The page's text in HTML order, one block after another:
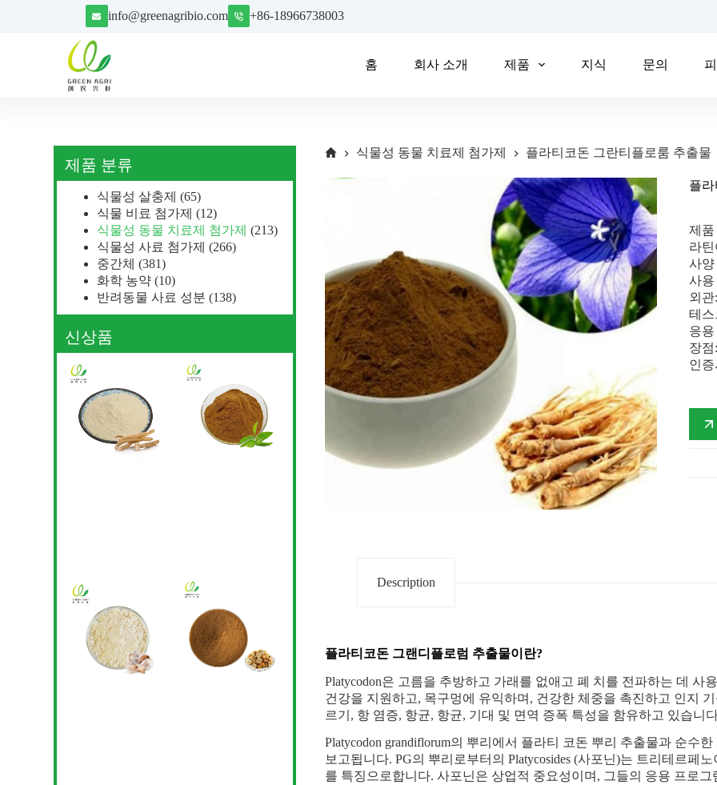
info@greenagribio.com +86-18966738003
홈 회사 소개 제품 지식 문의
식물성 동물 치료제 첨가제 플라티코돈 그란티플로룸 추출물
플
제
라
사양
사
외
테
응
장
인
Description
플라티코돈 그랜디플로럼 추출물이란?
Platycodon은 고름을 추방하고 가래를 없애고 폐 치를 전파하는 데 사
건강을 지원하고, 목구멍에 유익하며, 건강한 체중을 촉진하고 인지
르기, 항 염증, 항균, 항균, 기대 및 면역 증폭 특성을 함유하고 있습니
Platycodon grandiflorum의 뿌리에서 플라티 코돈 뿌리 추출물과 순수
보고됩니다. PG의 뿌리로부터의 Platycosides (사포닌)는 트리테르페
를 특징으로합니다. 사포닌은 상업적 중요성이며, 그들의 응용 프로
제품 분류
식물성 살충제 (65)
식물 비료 첨가제 (12)
식물성 동물 치료제 첨가제 (213)
식물성 사료 첨가제 (266)
중간체 (381)
화학 농약 (10)
반려동물 사료 성분 (138)
신상품